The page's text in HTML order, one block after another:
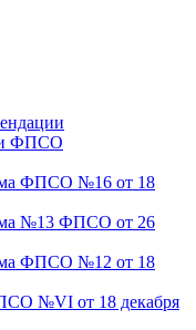
ФПСО
ФПСО №16 от 18
№13 ФПСО от 26
ФПСО №12 от 18
№VI от 18 декабря